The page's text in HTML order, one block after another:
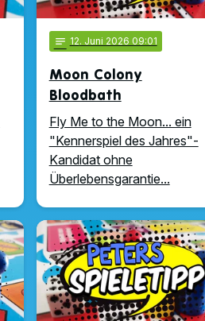
notes 12. Juni 2026 09:01
Moon Colony
Bloodbath
Fly Me to the Moon... ein
"Kennerspiel des Jahres"-
Kandidat ohne
Überlebensgarantie...